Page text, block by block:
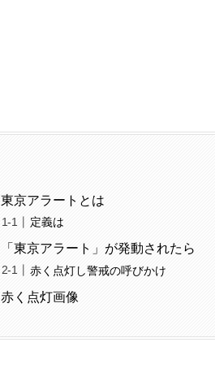
東京アラートとは
定義は
「東京アラート」が発動されたら
赤く点灯し警戒の呼びかけ
赤く点灯画像